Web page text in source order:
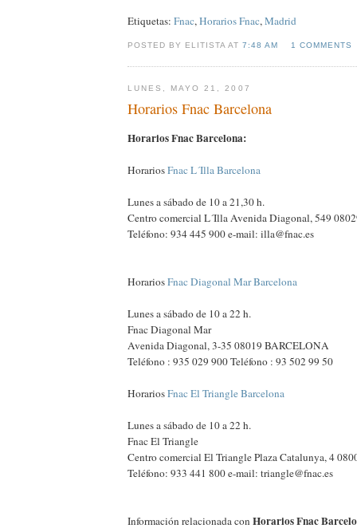
Etiquetas: Fnac,Horarios Fnac,Madrid
POSTED BY ELITISTA AT7:48 AM 1 COMMENTS
LUNES, MAYO 21, 2007
Horarios Fnac Barcelona
Horarios Fnac Barcelona:
HorariosFnac L´Illa Barcelona
Lunes a sábado de 10 a 21,30 h.
Centro comercial L´Illa Avenida Diagonal, 549
Teléfono: 934 445 900 e-mail: illa@fnac.es
HorariosFnac Diagonal Mar Barcelona
Lunes a sábado de 10 a 22 h.
Fnac Diagonal Mar
Avenida Diagonal, 3-35 08019 BARCELONA
Teléfono : 935 029 900 Teléfono : 93 502 99 50
HorariosFnac El Triangle Barcelona
Lunes a sábado de 10 a 22 h.
Fnac El Triangle
Centro comercial El Triangle Plaza Catalunya, 4
Teléfono: 933 441 800 e-mail: triangle@fnac.es
Información relacionada con Horarios Fnac